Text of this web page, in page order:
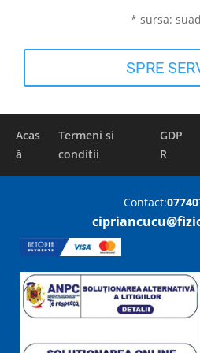
* sursa:
SPRE
Acas
ă
Termeni si
conditii
GDP
R
Contact: